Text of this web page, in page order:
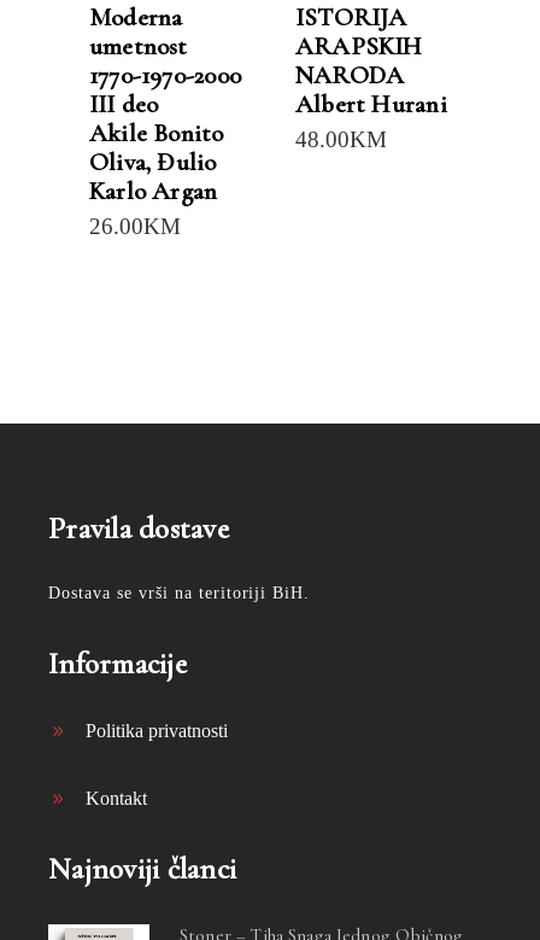
Moderna
umetnost
1770-1970-2000
III deo
Akile Bonito
Oliva,Đulio
Karlo Argan
26.00KM
ISTORIJA
ARAPSKIH
NARODA
Albert Hurani
48.00KM
Pravila dostave
Dostava se vrši na teritoriji BiH.
Informacije
Politika privatnosti
Kontakt
Najnoviji članci
Stoner – Tiha Snaga Jednog Običnog